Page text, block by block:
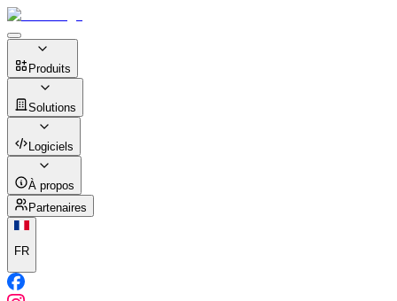
Produits
Solutions
Logiciels
À propos
Partenaires
FR